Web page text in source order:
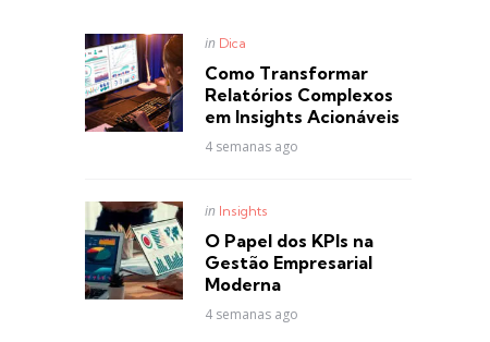
Posted
in Dica
Como Transformar
Relatórios Complexos
em Insights Acionáveis
4 semanas ago
Posted
in Insights
O Papel dos KPIs na
Gestão Empresarial
Moderna
4 semanas ago